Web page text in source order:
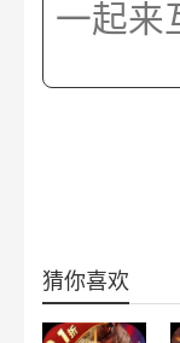
猜你喜欢